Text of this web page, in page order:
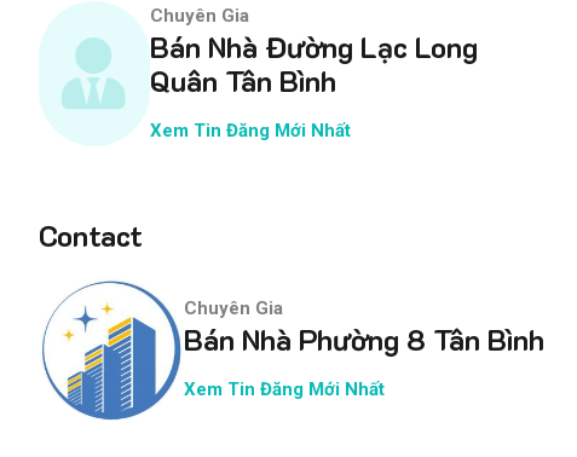
Chuyên Gia
Bán Nhà Đường Lạc Long
Quân Tân Bình
Xem Tin Đăng Mới Nhất
Contact
Chuyên Gia
Bán Nhà Phường 8 Tân Bình
Xem Tin Đăng Mới Nhất